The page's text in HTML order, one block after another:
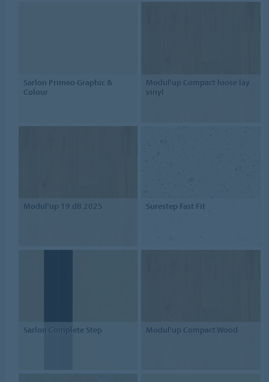
Sarlon Primeo Graphic &
Colour
Modul'up Compact loose lay
vinyl
Modul'up 19 dB 2025 Surestep Fast Fit
Sarlon Complete Step Modul'up Compact Wood